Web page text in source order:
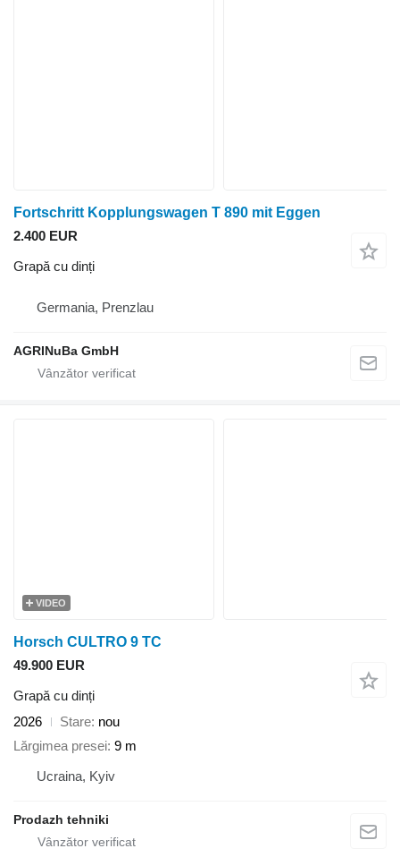
Fortschritt Kopplungswagen T 890 mit Eggen
2.400 EUR
Grapă cu dinți
Germania, Prenzlau
AGRINuBa GmbH
VIDEO
Horsch CULTRO 9 TC
49.900 EUR
Grapă cu dinți
2026
Stare nou
Lărgimea presei 9 m
Ucraina, Kyiv
Prodazh tehniki